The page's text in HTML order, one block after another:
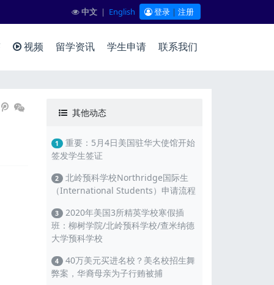
中文 | English 登录 | 注册
视频 留学资讯 学生申请 联系我们
其他动态
1 重要：5月4日美国驻华大使馆开始
签发学生签证
2 北岭预科学校Northridge国际生
（International Students）申请流程
3 2020年美国3所精英学校寒假插
班：柳树学院/北岭预科学校/查米纳德
大学预科学校
4 40万美元买进名校？美名校招生舞
弊案，华裔母亲为子行贿被捕